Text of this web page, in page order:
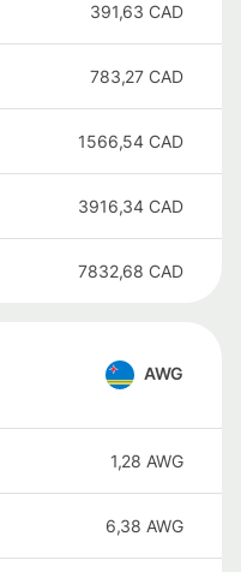
391,63 CAD
783,27 CAD
1566,54 CAD
3916,34 CAD
7832,68 CAD
AWG
1,28 AWG
6,38 AWG